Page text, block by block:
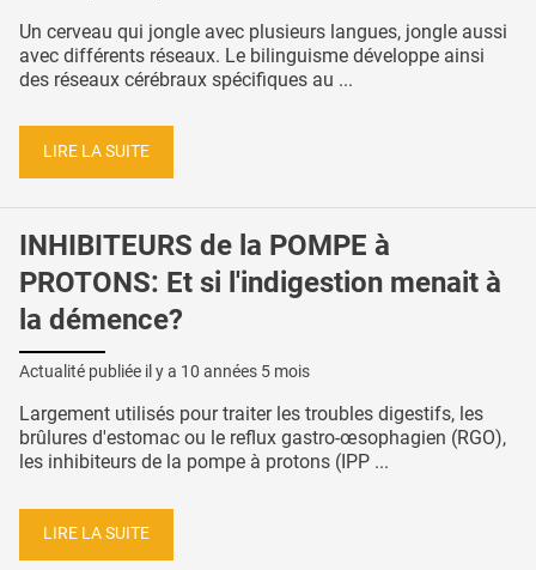
Un cerveau qui jongle avec plusieurs langues, jongle aussi
avec différents réseaux. Le bilinguisme développe ainsi
des réseaux cérébraux spécifiques au ...
LIRE LA SUITE
INHIBITEURS de la POMPE à
PROTONS: Et si l'indigestion menait à
la démence?
Actualité publiée il y a 10 années 5 mois
Largement utilisés pour traiter les troubles digestifs, les
brûlures d'estomac ou le reflux gastro-œsophagien (RGO),
les inhibiteurs de la pompe à protons (IPP ...
LIRE LA SUITE